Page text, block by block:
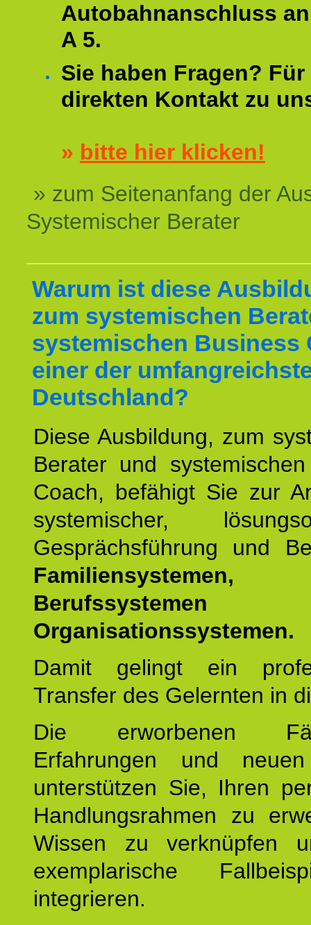
Autobahnanschluss
A 5.
Sie haben Fragen?
direkten Kontakt zu
» bitte hier klicken!
» zum Seitenanfang der
Systemischer Berater
Warum ist diese
zum systemischen
systemischen Business
einer der
Deutschland?
Diese Ausbildung, zum
Berater und
Coach, befähigt Sie zur
systemischer,
Gesprächsführung und
Familiensystemen,
Organisationssystemen.
Damit gelingt ein
Transfer des Gelernten in
Die erworbenen
Erfahrungen und
unterstützen Sie, Ihren
Handlungsrahmen zu
Wissen zu verknüpfen
exemplarische
integrieren.